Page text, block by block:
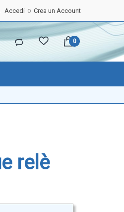
Accedi Crea un Account
relè